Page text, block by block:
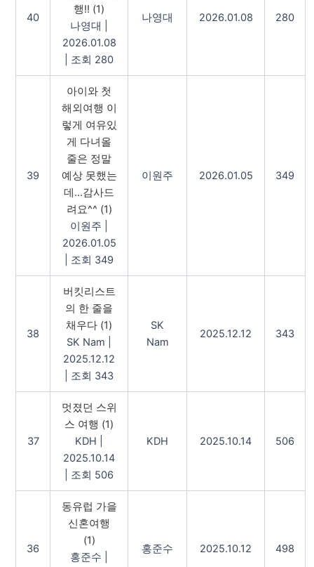
40
행!! (1)
나영대
2026.01.08
조회 280
나영대 2026.01.08 280
39
아이와 첫
해외여행 이
렇게 여유있
게 다녀올
줄은 정말
예상 못했는
데...감사드
려요^^ (1)
이원주
2026.01.05
조회 349
이원주 2026.01.05 349
38
버킷리스트
의 한 줄을
채우다 (1)
SK Nam
2025.12.12
조회 343
SK
Nam
2025.12.12 343
37
멋졌던 스위
스 여행 (1)
KDH
2025.10.14
조회 506
KDH 2025.10.14 506
36
동유럽 가을
신혼여행
(1)
홍준수
홍준수 2025.10.12 498